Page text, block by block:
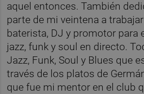
aquel entonces. También
parte de mi veintena a
baterista, DJ y promotor para
jazz, funk y soul en directo.
Jazz, Funk, Soul y Blues que
través de los platos de
que fue mi mentor en el club